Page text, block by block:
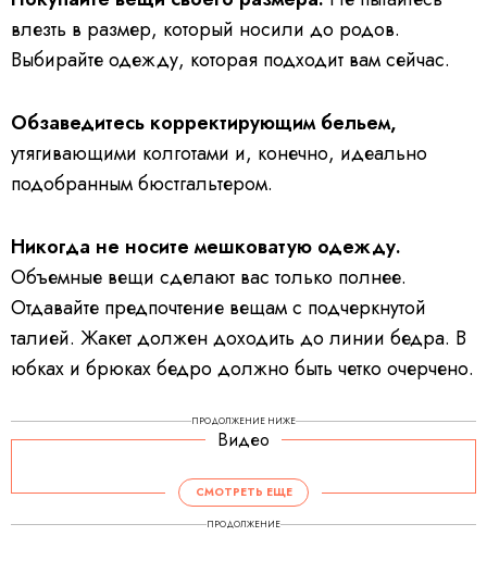
влезть в размер, который носили до родов.
Выбирайте одежду, которая подходит вам сейчас.
Обзаведитесь корректирующим бельем,
утягивающими колготами и, конечно, идеально
подобранным бюстгальтером.
Никогда не носите мешковатую одежду.
Объемные вещи сделают вас только полнее.
Отдавайте предпочтение вещам с подчеркнутой
талией. Жакет должен доходить до линии бедра. В
юбках и брюках бедро должно быть четко очерчено.
ПРОДОЛЖЕНИЕ НИЖЕ
Видео
СМОТРЕТЬ ЕЩЕ
ПРОДОЛЖЕНИЕ